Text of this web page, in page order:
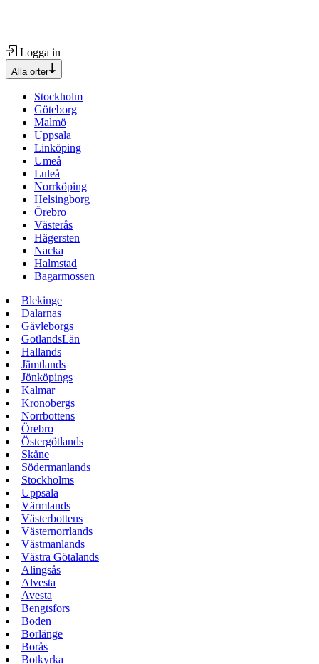
Logga in
Alla orter
Stockholm
Göteborg
Malmö
Uppsala
Linköping
Umeå
Luleå
Norrköping
Helsingborg
Örebro
Västerås
Hägersten
Nacka
Halmstad
Bagarmossen
Blekinge
Dalarnas
Gävleborgs
GotlandsLän
Hallands
Jämtlands
Jönköpings
Kalmar
Kronobergs
Norrbottens
Örebro
Östergötlands
Skåne
Södermanlands
Stockholms
Uppsala
Värmlands
Västerbottens
Västernorrlands
Västmanlands
Västra Götalands
Alingsås
Alvesta
Avesta
Bengtsfors
Boden
Borlänge
Borås
Botkyrka